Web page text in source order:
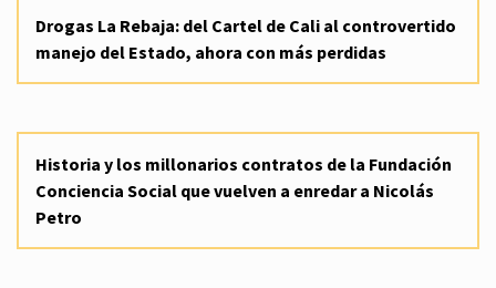
Drogas La Rebaja: del Cartel de Cali al controvertido
manejo del Estado, ahora con más perdidas
Historia y los millonarios contratos de la Fundación
Conciencia Social que vuelven a enredar a Nicolás
Petro